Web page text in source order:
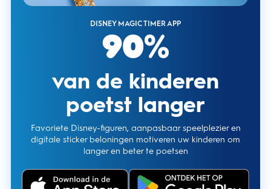
DISNEY MAGIC TIMER APP
90%
van de kinderen
poetst langer
Favoriete Disney-figuren, aanpasbaar speelplezier en
digitale sticker beloningen motiveren uw kinderen om
langer en beter te poetsen